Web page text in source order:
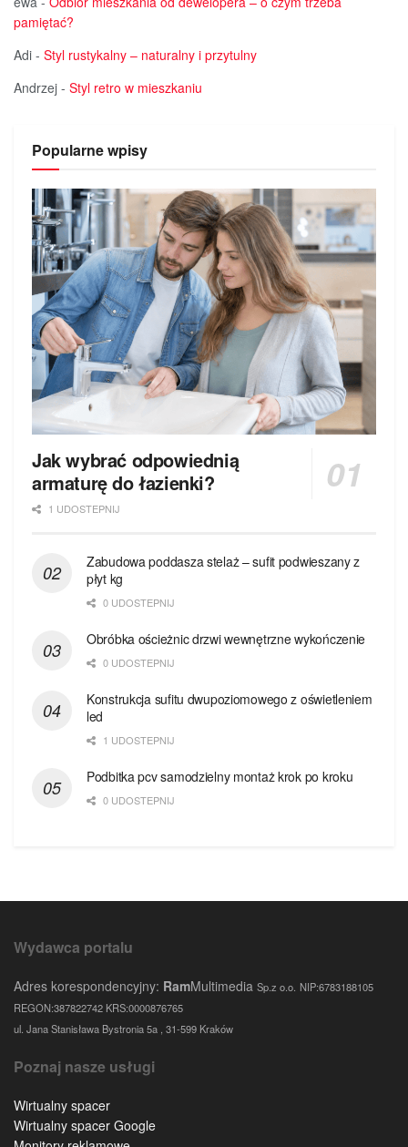
pamiętać?
Adi - Styl rustykalny – naturalny i przytulny
Andrzej - Styl retro w mieszkaniu
Popularne wpisy
Jak wybrać odpowiednią
armaturę do łazienki?
1 UDOSTEPNIJ
Zabudowa poddasza stelaż – sufit podwieszany z
płyt kg
0 UDOSTEPNIJ
Obróbka ościeżnic drzwi wewnętrzne wykończenie
0 UDOSTEPNIJ
Konstrukcja sufitu dwupoziomowego z oświetleniem
led
1 UDOSTEPNIJ
Podbitka pcv samodzielny montaż krok po kroku
0 UDOSTEPNIJ
Wydawca portalu
Adres korespondencyjny: RamMultimedia Sp.z o.o. NIP:6783188105
REGON:387822742 KRS:0000876765
ul. Jana Stanisława Bystronia 5a , 31-599 Kraków
Poznaj nasze usługi
Wirtualny spacer
Wirtualny spacer Google